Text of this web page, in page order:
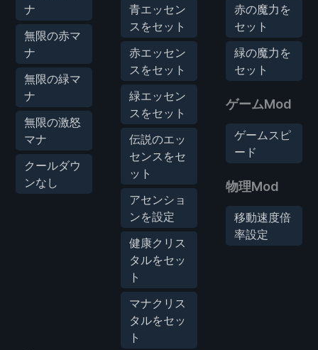
ナ
無限の赤マ
ナ
無限の緑マ
ナ
無限の激怒
マナ
クールダウ
ンなし
青エッセン
スをセット
赤エッセン
スをセット
緑エッセン
スをセット
伝説のエッ
センスをセ
ット
アセンショ
ンを設定
健康クリス
タルをセッ
ト
マナクリス
タルをセッ
ト
赤の魔力を
セット
緑の魔力を
セット
ゲームMod
ゲームスピ
ード
物理Mod
移動速度倍
率設定